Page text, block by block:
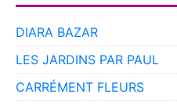
DIARA BAZAR
LES JARDINS PAR PAUL
CARRÉMENT FLEURS